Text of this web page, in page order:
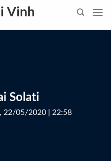
Vinh
Solati
22/05/2020 | 22:58